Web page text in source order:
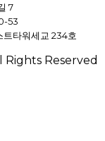
7
53
트타워세교 234호
Reserved